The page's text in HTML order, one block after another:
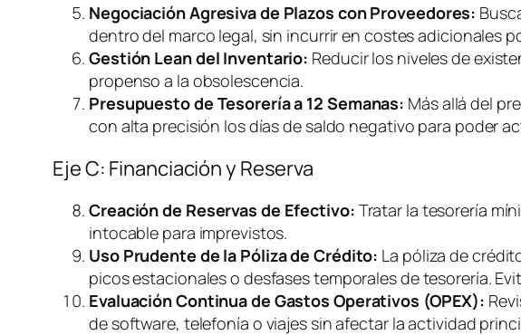
Negociación Agresiva de Plazos con Proveedores:
dentro del marco legal, sin incurrir en costes adicionales
Gestión Lean del Inventario: Reducir los niveles de
propenso a la obsolescencia.
Presupuesto de Tesorería a 12 Semanas: Más allá del
con alta precisión los días de saldo negativo para poder
Eje C: Financiación y Reserva
Creación de Reservas de Efectivo: Tratar la tesorería
intocable para imprevistos.
Uso Prudente de la Póliza de Crédito: La póliza de
picos estacionales o desfases temporales de tesorería.
Evaluación Continua de Gastos Operativos (OPEX):
de software, telefonía o viajes sin afectar la actividad